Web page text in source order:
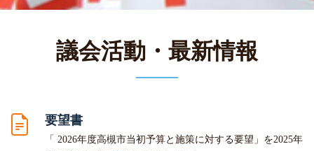
議会活動・最新情報
要望書
「 2026年度高槻市当初予算と施策に対する要望」を2025年